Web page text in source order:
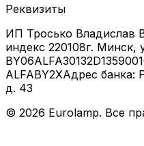
Реквизиты
ИП Тросько Владислав
индекс 220108г. Минск,
ALFABY2XАдрес банка:
д. 43
© 2026 Eurolamp. Все